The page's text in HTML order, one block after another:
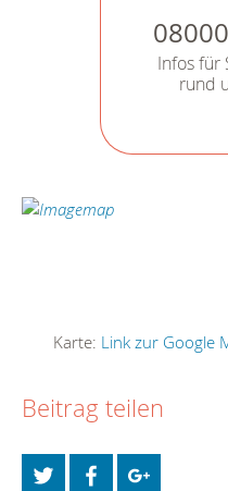
08000
Infos für
rund
Karte: Link zur Google
Beitrag teilen